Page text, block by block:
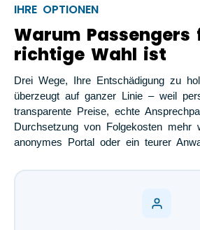
IHRE OPTIONEN
Warum
richtige Wahl ist
Drei Wege, Ihre Entschädigung zu
überzeugt auf ganzer Linie – weil
transparente Preise, echte
Durchsetzung von Folgekosten
anonymes Portal oder ein teurer